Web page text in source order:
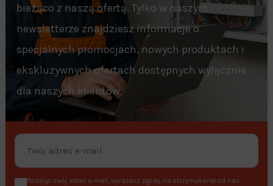
bieżąco z naszą ofertą. Tylko w naszym
newsletterze znajdziesz informacje o
specjalnych promocjach, nowych produktach i
ekskluzywnych ofertach dostępnych wyłącznie
dla naszych klientów.
Podając swój adres e-mail, wyrażasz zgodę na otrzymywanie od nas